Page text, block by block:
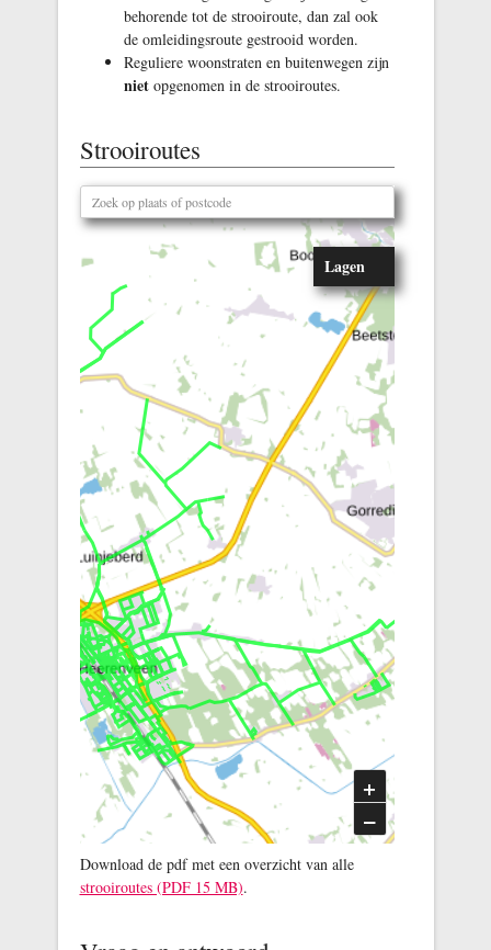
behorende tot de strooiroute, dan zal ook
de omleidingsroute gestrooid worden.
Reguliere woonstraten en buitenwegen zijn
nietopgenomen in de strooiroutes.
Strooiroutes
Lagen
U kunt
hier
kaartlagen
in- of
uitschakelen.
Luchtfoto
Heerenveen
+
–
Download de pdf met een overzicht van alle
strooiroutes (PDF 15 MB).